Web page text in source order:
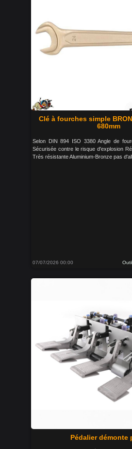
Clé à fourches simple
680mm
Selon DIN 894 ISO 3380 Angle de
Sécurisée contre le risque d'explosion
Très résistante Aluminium-Bronze pas
07/07/2026 00:00
Pédalier démonte